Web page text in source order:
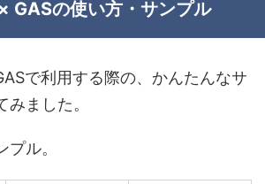
GASの使い方・サンプル
で利用する際の、かんたんなサ
ました。
ル。